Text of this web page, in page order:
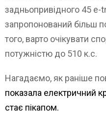
задньопривідного 45 e-
запропонований більш
того, варто очікувати
потужністю до 510 к.с.
Нагадаємо, як раніше
показала електричний
стає пікапом.